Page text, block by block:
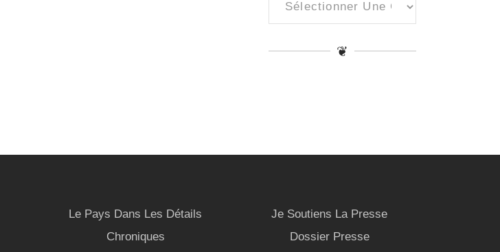
❦
Le Pays Dans Les Détails
Chroniques
Je Soutiens La Presse
Dossier Presse